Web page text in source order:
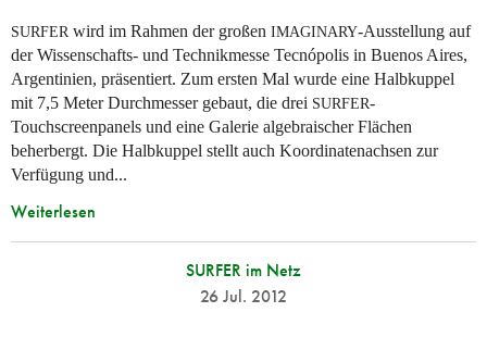
SURFER wird im Rahmen der großen IMAGINARY-Ausstellung auf
der Wissenschafts- und Technikmesse Tecnópolis in Buenos Aires,
Argentinien, präsentiert. Zum ersten Mal wurde eine Halbkuppel
mit 7,5 Meter Durchmesser gebaut, die drei SURFER-
Touchscreenpanels und eine Galerie algebraischer Flächen
beherbergt. Die Halbkuppel stellt auch Koordinatenachsen zur
Verfügung und...
Weiterlesen
SURFER im Netz
26 Jul. 2012